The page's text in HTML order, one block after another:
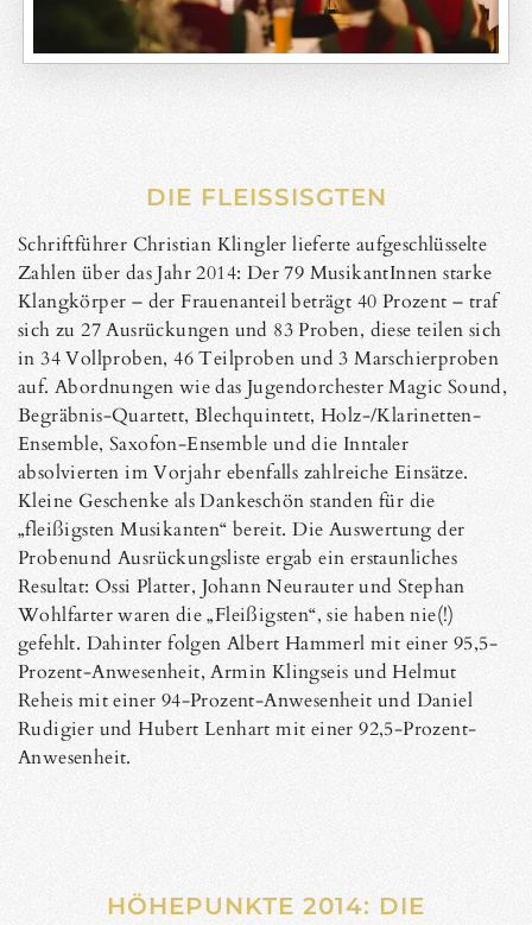
DIE FLEISSISGTEN
Schriftführer Christian Klingler lieferte aufgeschlüsselte
Zahlen über das Jahr 2014: Der 79 MusikantInnen starke
Klangkörper – der Frauenanteil beträgt 40 Prozent – traf
sich zu 27 Ausrückungen und 83 Proben, diese teilen sich
in 34 Vollproben, 46 Teilproben und 3 Marschierproben
auf. Abordnungen wie das Jugendorchester Magic Sound,
Begräbnis-Quartett, Blechquintett, Holz-/Klarinetten-
Ensemble, Saxofon-Ensemble und die Inntaler
absolvierten im Vorjahr ebenfalls zahlreiche Einsätze.
Kleine Geschenke als Dankeschön standen für die
„fleißigsten Musikanten“ bereit. Die Auswertung der
Probenund Ausrückungsliste ergab ein erstaunliches
Resultat: Ossi Platter, Johann Neurauter und Stephan
Wohlfarter waren die „Fleißigsten“, sie haben nie(!)
gefehlt. Dahinter folgen Albert Hammerl mit einer 95,5-
Prozent-Anwesenheit, Armin Klingseis und Helmut
Reheis mit einer 94-Prozent-Anwesenheit und Daniel
Rudigier und Hubert Lenhart mit einer 92,5-Prozent-
Anwesenheit.
HÖHEPUNKTE 2014: DIE